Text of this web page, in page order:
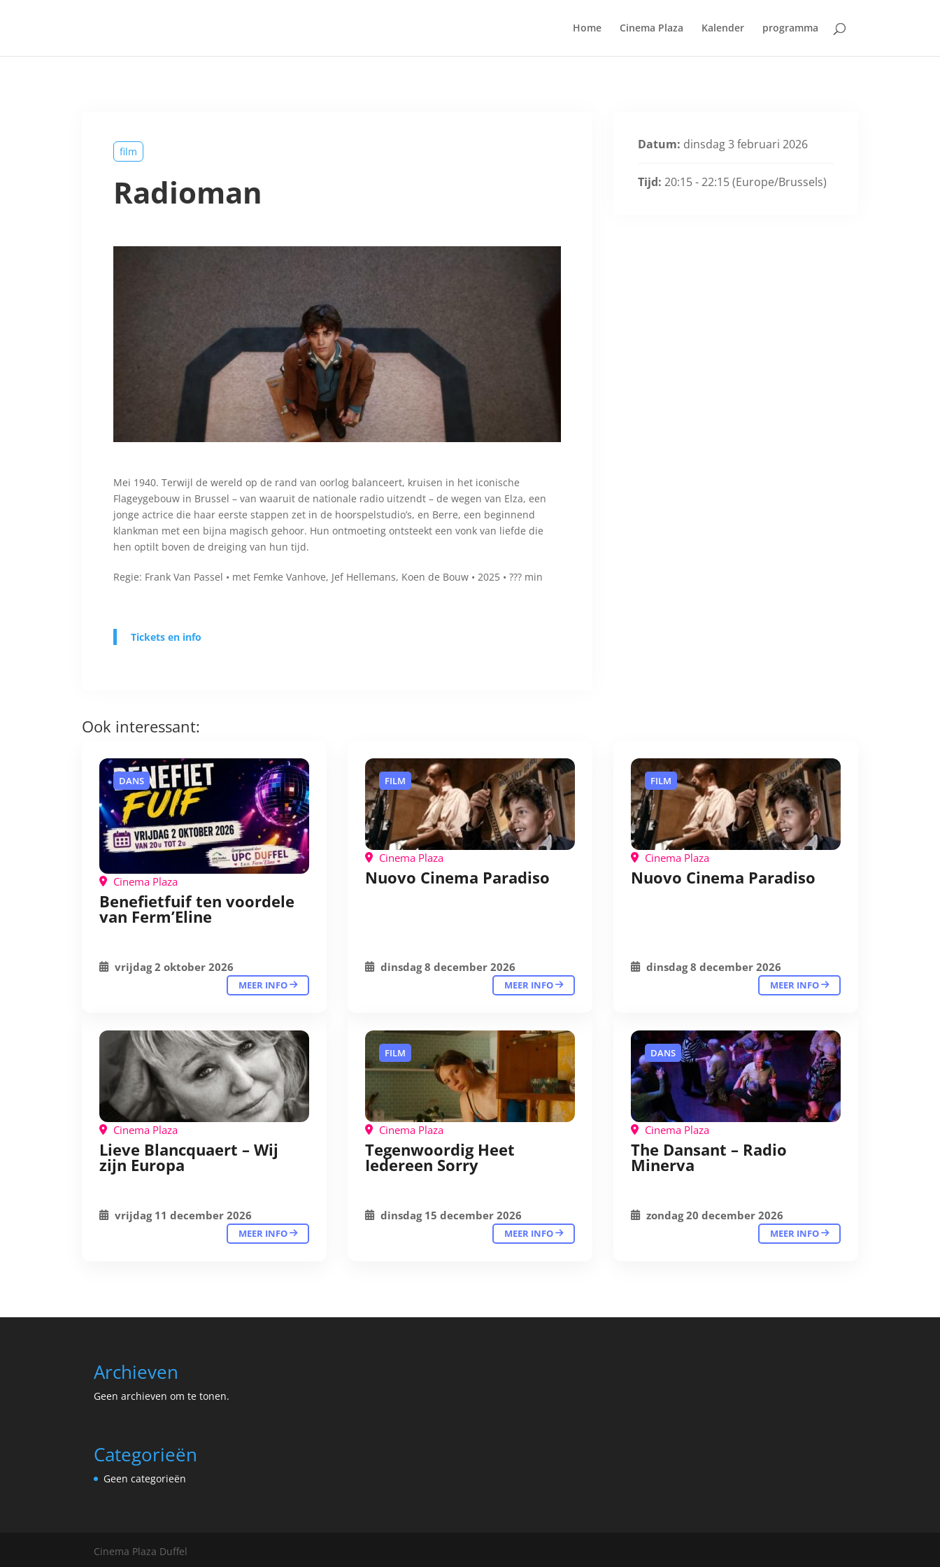
Home Cinema Plaza Kalender programma
film
Radioman
Mei 1940. Terwijl de wereld op de rand van oorlog balanceert, kruisen in het iconische
Flageygebouw in Brussel – van waaruit de nationale radio uitzendt – de wegen van Elza, een
jonge actrice die haar eerste stappen zet in de hoorspelstudio’s, en Berre, een beginnend
klankman met een bijna magisch gehoor. Hun ontmoeting ontsteekt een vonk van liefde die
hen optilt boven de dreiging van hun tijd.
Regie: Frank Van Passel • met Femke Vanhove, Jef Hellemans, Koen de Bouw • 2025 • ??? min
Tickets en info
Datum: dinsdag 3 februari 2026
Tijd: 20:15 - 22:15(Europe/Brussels)
Ook interessant:
DANS
Cinema Plaza
Benefietfuif ten voordele
van Ferm’Eline
vrijdag 2 oktober 2026
MEER INFO
FILM
Cinema Plaza
Nuovo Cinema Paradiso
dinsdag 8 december 2026
MEER INFO
FILM
Cinema Plaza
Nuovo Cinema Paradiso
dinsdag 8 december 2026
MEER INFO
Cinema Plaza
Lieve Blancquaert – Wij
zijn Europa
vrijdag 11 december 2026
MEER INFO
FILM
Cinema Plaza
Tegenwoordig Heet
Iedereen Sorry
dinsdag 15 december 2026
MEER INFO
DANS
Cinema Plaza
The Dansant – Radio
Minerva
zondag 20 december 2026
MEER INFO
Archieven
Geen archieven om te tonen.
Categorieën
Geen categorieën
Cinema Plaza Duffel